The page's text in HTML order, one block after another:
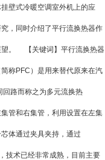
冷暖空调室外机上的应
，同时介绍了平行流换热器作
望。 【关键词】平行流换热器
称PFC）是用来替代原来在汽
路而称之为多元流换热
管和右集管，利用设置在左集
体通过夹具夹持，通过
技术已经非常成熟，目前主要